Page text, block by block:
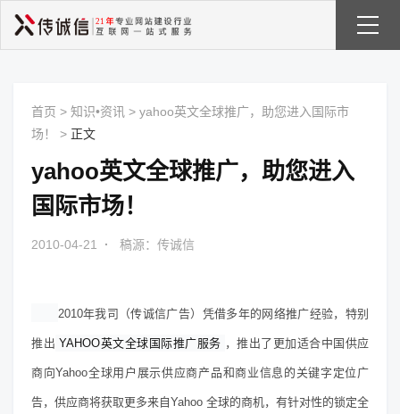
首页 > 知识•资讯 > yahoo英文全球推广，助您进入国际市
场！
> 正文
yahoo英文全球推广，助您进入
国际市场！
2010-04-21 · 稿源：传诚信
2010年我司（传诚信广告）凭借多年的网络推广经验，特别
推出 YAHOO英文全球国际推广服务 ，推出了更加适合中国供应
商向Yahoo全球用户展示供应商产品和商业信息的关键字定位广
告，供应商将获取更多来自Yahoo 全球的商机，有针对性的锁定全